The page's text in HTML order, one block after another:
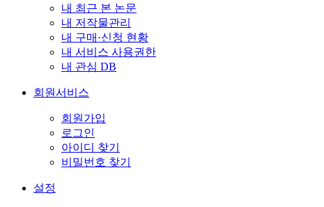
내 최근 본 논문
내 저작물관리
내 구매·신청 현황
내 서비스 사용권한
내 관심 DB
회원서비스
회원가입
로그인
아이디 찾기
비밀번호 찾기
설정